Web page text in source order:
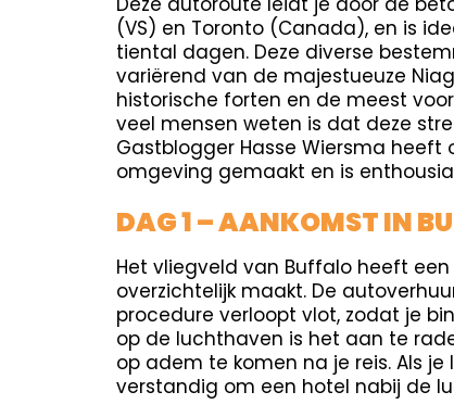
(VS) en Toronto (Canada), en is
tiental dagen. Deze diverse
variërend van de majestueuze
historische forten en de meest
veel mensen weten is dat deze
Gastblogger Hasse Wiersma
omgeving gemaakt en is
DAG 1 – AANKOMST IN
Het vliegveld van Buffalo heeft
overzichtelijk maakt. De
procedure verloopt vlot, zodat je
op de luchthaven is het aan te
op adem te komen na je reis. Als
verstandig om een hotel nabij de